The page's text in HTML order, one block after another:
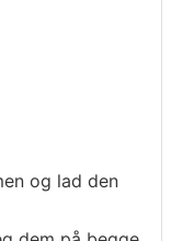
og lad den